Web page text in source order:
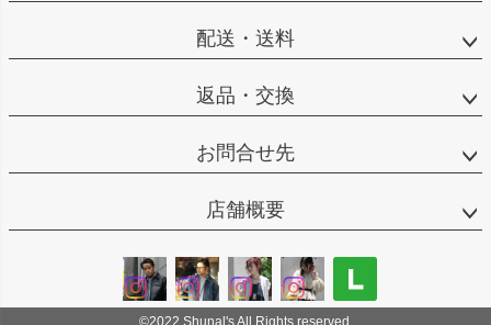
配送・送料
返品・交換
お問合せ先
店舗概要
©2022 Shunal's All Rights reserved.